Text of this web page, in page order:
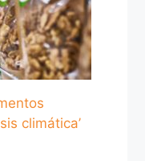
climática’